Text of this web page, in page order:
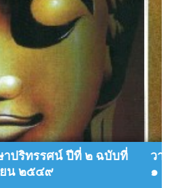
ษาปริทรรศน์ ปีที่ ๔ ฉบับที่
คม ๒๕๕๑